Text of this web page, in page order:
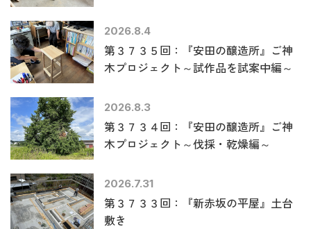
2026.8.4
第３７３５回：『安田の醸造所』ご神
木プロジェクト～試作品を試案中編～
2026.8.3
第３７３４回：『安田の醸造所』ご神
木プロジェクト～伐採・乾燥編～
2026.7.31
第３７３３回：『新赤坂の平屋』土台
敷き